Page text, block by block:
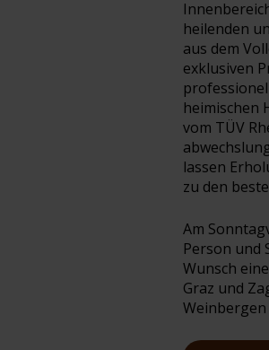
heilenden
aus dem
exklusiven
heimischen
vom TÜV
lassen
zu den
Am
Person und
Wunsch
Graz und
Weinbergen